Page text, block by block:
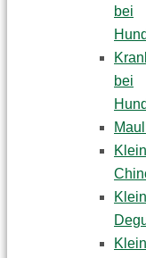
bei
bei